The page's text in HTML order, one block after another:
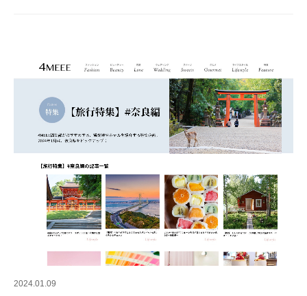
2024.01.09